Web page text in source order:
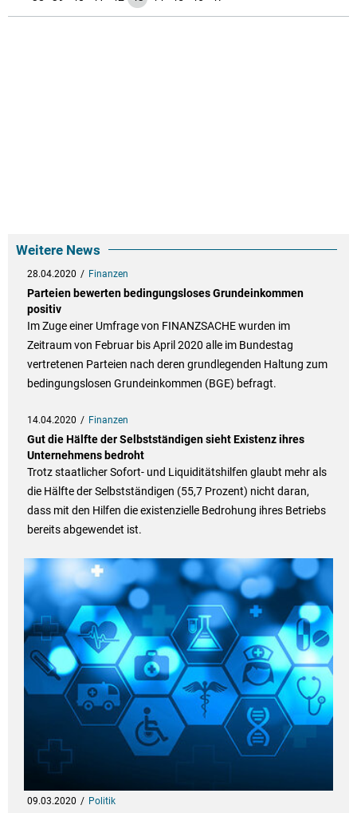
Weitere News
28.04.2020 Finanzen
Parteien bewerten bedingungsloses Grundeinkommen
positiv
Im Zuge einer Umfrage von FINANZSACHE wurden im
Zeitraum von Februar bis April 2020 alle im Bundestag
vertretenen Parteien nach deren grundlegenden Haltung zum
bedingungslosen Grundeinkommen (BGE) befragt.
14.04.2020 Finanzen
Gut die Hälfte der Selbstständigen sieht Existenz ihres
Unternehmens bedroht
Trotz staatlicher Sofort- und Liquiditätshilfen glaubt mehr als
die Hälfte der Selbstständigen (55,7 Prozent) nicht daran,
dass mit den Hilfen die existenzielle Bedrohung ihres Betriebs
bereits abgewendet ist.
09.03.2020 Politik